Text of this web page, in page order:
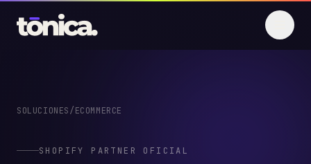
SOLUCIONES/ECOMMERCE
SHOPIFY PARTNER OFICIAL